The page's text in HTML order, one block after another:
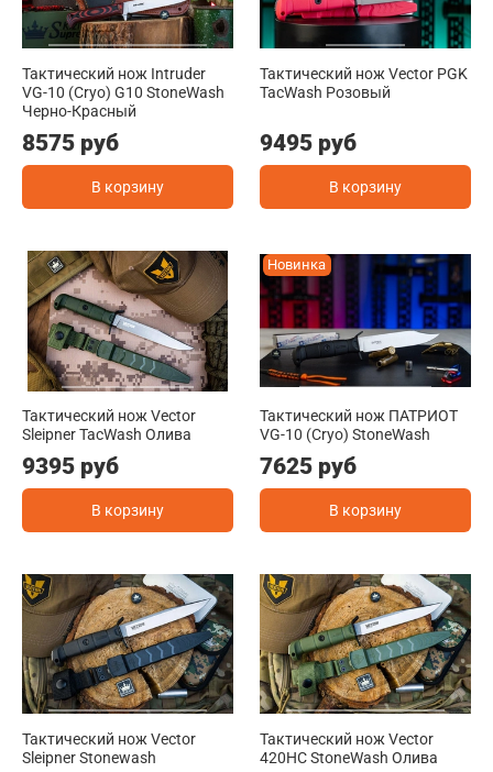
Тактический нож Intruder
VG-10 (Cryo) G10 StoneWash
Черно-Красный
8575 руб
В корзину
Тактический нож Vector PGK
TacWash Розовый
9495 руб
В корзину
Тактический нож Vector
Sleipner TacWash Олива
9395 руб
В корзину
Новинка
Тактический нож ПАТРИОТ
VG-10 (Cryo) StoneWash
7625 руб
В корзину
Тактический нож Vector
Sleipner Stonewash
Тактический нож Vector
420HC StoneWash Олива